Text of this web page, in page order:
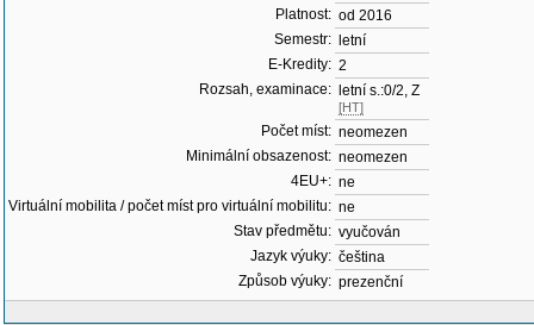
Platnost: od 2016
Semestr:
letní
E-Kredity: 2
Rozsah, examinace:
letní s.:0/2, Z
[HT]
Počet míst: neomezen
Minimální obsazenost: neomezen
4EU+: ne
Virtuální mobilita / počet míst pro virtuální mobilitu: ne
Stav předmětu: vyučován
Jazyk výuky: čeština
Způsob výuky: prezenční